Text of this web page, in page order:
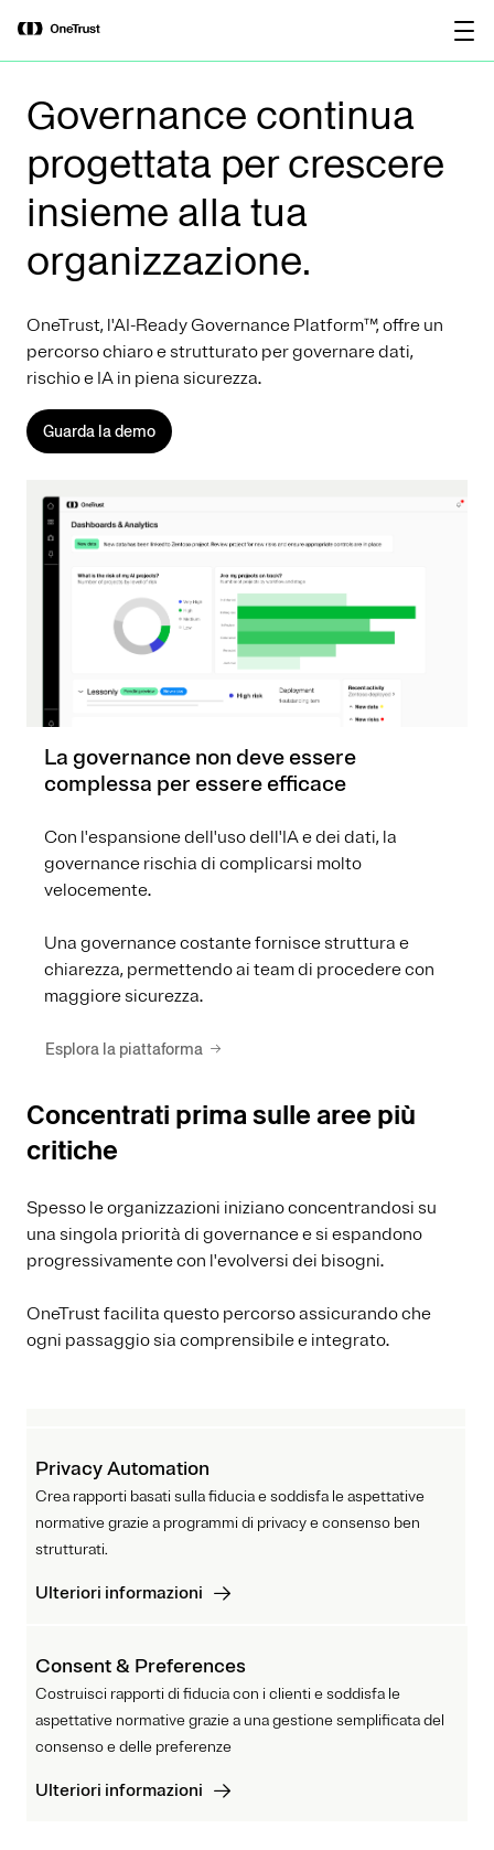
OneTrust nominata “Visionaria” nel
Magic Quadrant™ 2026 di Gartner®
per le piattaforme di governance
Governance continua
progettata per crescere
insieme alla tua
organizzazione.
OneTrust, l'AI-Ready Governance Platform™, offre un
percorso chiaro e strutturato per governare dati,
rischio e IA in piena sicurezza.
Guarda la demo
La governance non deve essere
complessa per essere efficace
Con l'espansione dell'uso dell'IA e dei dati, la
governance rischia di complicarsi molto
velocemente.
Una governance costante fornisce struttura e
chiarezza, permettendo ai team di procedere con
maggiore sicurezza.
Esplora la piattaforma
Concentrati prima sulle aree più
critiche
Spesso le organizzazioni iniziano concentrandosi su
una singola priorità di governance e si espandono
progressivamente con l'evolversi dei bisogni.
OneTrust facilita questo percorso assicurando che
ogni passaggio sia comprensibile e integrato.
Privacy Automation
Crea rapporti basati sulla fiducia e soddisfa le aspettative
normative grazie a programmi di privacy e consenso ben
strutturati.
Ulteriori informazioni
Consent & Preferences
Costruisci rapporti di fiducia con i clienti e soddisfa le
aspettative normative grazie a una gestione semplificata del
consenso e delle preferenze
Ulteriori informazioni